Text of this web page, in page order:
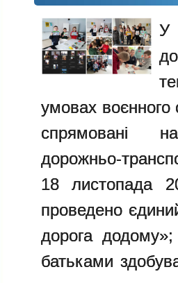
У
умовах
спрямовані
дорожньо-
18 листопада
проведено
дорога
батьками